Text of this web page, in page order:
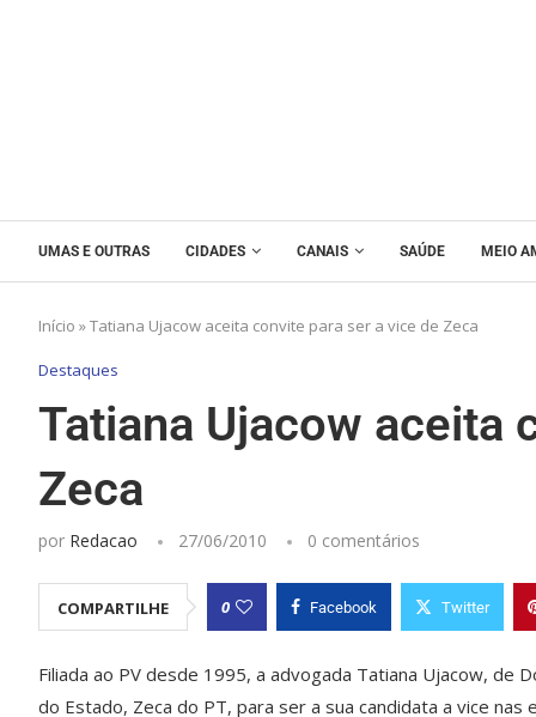
UMAS E OUTRAS CIDADES CANAIS SAÚDE MEIO
Início »Tatiana Ujacow aceita convite para ser a vice de Zeca
Destaques
Tatiana Ujacow aceita
Zeca
por Redacao 27/06/2010 0 comentários
COMPARTILHE 0 Facebook Twitter
Filiada ao PV desde 1995, a advogada Tatiana Ujacow,
do Estado, Zeca do PT, para ser a sua candidata a vice